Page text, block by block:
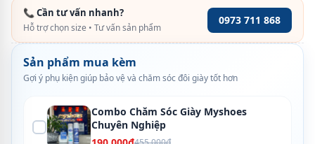
📞 Cần tư vấn nhanh?
Hỗ trợ chọn size • Tư vấn sản phẩm
0973 711 868
Sản phẩm mua kèm
Gợi ý phụ kiện giúp bảo vệ và chăm sóc đôi giày tốt hơn
Combo Chăm Sóc Giày Myshoes
Chuyên Nghiệp